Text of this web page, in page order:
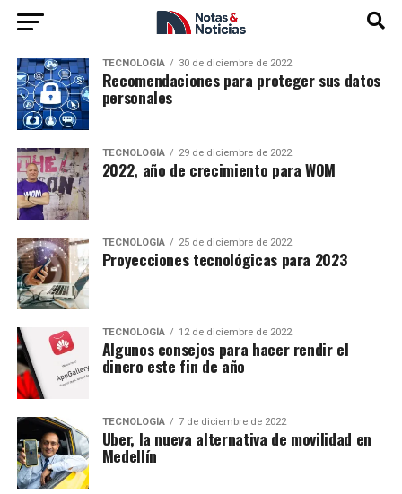
TECNOLOGÍA 30 de diciembre de 2022
Recomendaciones para proteger sus datos
personales
TECNOLOGÍA 29 de diciembre de 2022
2022, año de crecimiento para WOM
TECNOLOGÍA 25 de diciembre de 2022
Proyecciones tecnológicas para 2023
TECNOLOGÍA 12 de diciembre de 2022
Algunos consejos para hacer rendir el
dinero este fin de año
TECNOLOGÍA 7 de diciembre de 2022
Uber, la nueva alternativa de movilidad en
Medellín